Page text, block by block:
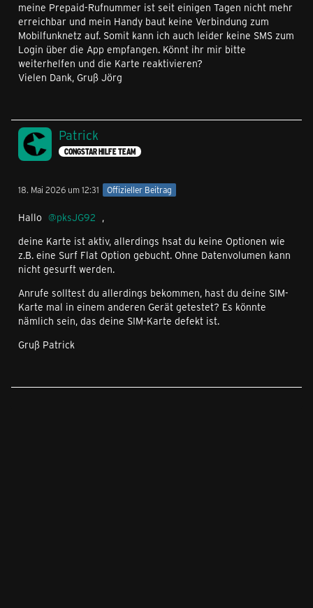
meine Prepaid-Rufnummer ist seit einigen Tagen nicht mehr
erreichbar und mein Handy baut keine Verbindung zum
Mobilfunknetz auf. Somit kann ich auch leider keine SMS zum
Login über die App empfangen. Könnt ihr mir bitte
weiterhelfen und die Karte reaktivieren?
Vielen Dank, Gruß Jörg
Patrick
CONGSTAR HILFE TEAM
18. Mai 2026 um 12:31 Offizieller Beitrag
Hallo pksJG92 ,
deine Karte ist aktiv, allerdings hsat du keine Optionen wie
z.B. eine Surf Flat Option gebucht. Ohne Datenvolumen kann
nicht gesurft werden.
Anrufe solltest du allerdings bekommen, hast du deine SIM-
Karte mal in einem anderen Gerät getestet? Es könnte
nämlich sein, das deine SIM-Karte defekt ist.
Gruß Patrick